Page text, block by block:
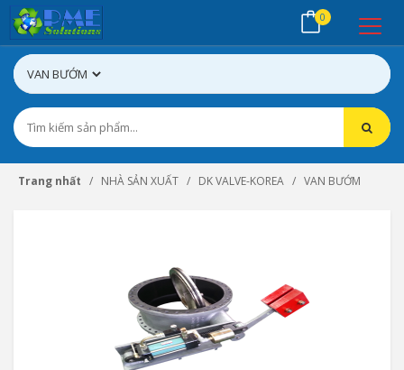
0
Trang nhất NHÀ SẢN XUẤT DK VALVE-KOREA VAN BƯỚM